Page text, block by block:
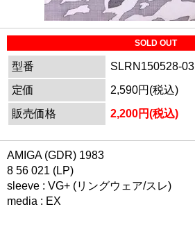
SOLD OUT
型番
SLRN150528-03
定価
2,590円(税込)
販売価格
2,200円(税込)
AMIGA (GDR) 1983
8 56 021 (LP)
sleeve : VG+ (リングウェア/スレ)
media : EX